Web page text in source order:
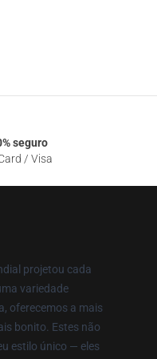
seguro
/ Visa
projetou cada
variedade
oferecemos a mais
bonito. Estes não
estilo único — eles